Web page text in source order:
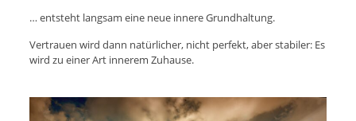
… entsteht langsam eine neue innere Grundhaltung.
Vertrauen wird dann natürlicher, nicht perfekt, aber stabiler: Es
wird zu einer Art innerem Zuhause.